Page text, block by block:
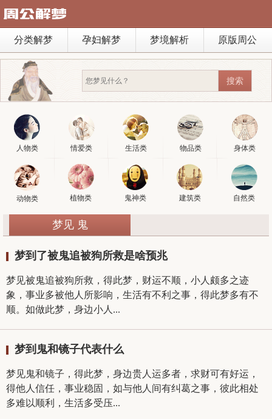
分类解梦 孕妇解梦 梦境解析 原版周公
人物类 情爱类 生活类 物品类 身体类
动物类 植物类 鬼神类 建筑类 自然类
梦见 鬼
梦到了被鬼追被狗所救是啥预兆
梦见被鬼追被狗所救，得此梦，财运不顺，小人颇多之迹
象，事业多被他人所影响，生活有不利之事，得此梦多有不
顺。如做此梦，身边小人...
梦到鬼和镜子代表什么
梦见鬼和镜子，得此梦，身边贵人运多者，求财可有好运，
得他人信任，事业稳固，如与他人间有纠葛之事，彼此相处
多难以顺利，生活多受压...